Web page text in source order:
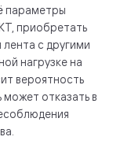
параметры
приобретать
с другими
нагрузке на
вероятность
может отказать в